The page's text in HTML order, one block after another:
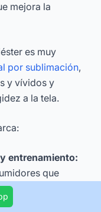
mejora la
es muy
por sublimación,
y vívidos y
a la tela.
entrenamiento:
que
baño de
pueden